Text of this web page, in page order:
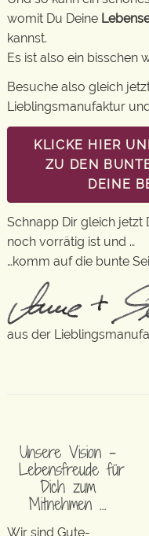
womit Du Deine
kannst.
Es ist also ein bisschen
Besuche also gleich
Lieblingsmanufaktur
KLICKE HIER
ZU DEN
DEINE
Schnapp Dir gleich jetzt
noch vorrätig ist und …
…komm auf die bunte
aus der
Unsere Vision –
Lebensfreude für
Dich zum
Mitnehmen …
Wir sind Gute-